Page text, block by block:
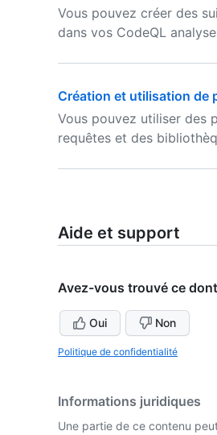
Vous pouvez créer des
dans vos CodeQL
Création et utilisation de
Vous pouvez utiliser des
requêtes et des
Aide et support
Avez-vous trouvé ce
Oui Non
Politique de confidentialité
Informations juridiques
Une partie de ce contenu